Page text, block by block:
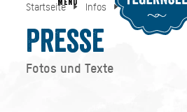
Startseite Infos Service
Presse
Fotos und Texte
Startseite Infos Service
MENU